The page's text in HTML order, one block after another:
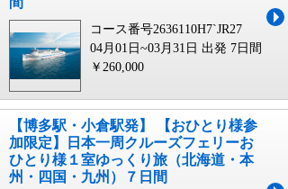
コース番号2636110H7`JR27
04月01日~03月31日 出発 7日間
￥260,000
【博多駅・小倉駅発】 【おひとり様参
加限定】日本一周クルーズフェリーお
ひとり様１室ゆっくり旅（北海道・本
州・四国・九州）７日間